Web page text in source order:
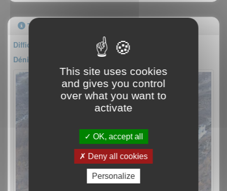
Topo
Difficulté : III/4
Dénivelé : 60m
This site uses cookies
and gives you control
over what you want to
activate
OK, accept all
Deny all cookies
Personalize